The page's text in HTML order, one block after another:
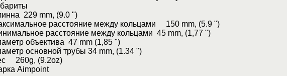
229 mm, (9.0 ")
расстояние между кольцами 150 mm, (5.9 ")
расстояние между кольцами 45 mm, (1,77 ")
объектива 47 mm (1,85 ")
основной трубы 34 mm, (1.34 ")
260g, (9.2oz)
Aimpoint